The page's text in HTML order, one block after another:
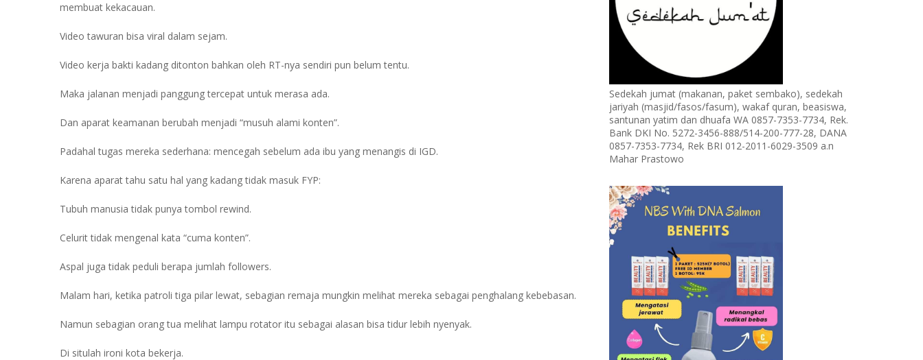
membuat kekacauan.
Video tawuran bisa viral dalam sejam.
Video kerja bakti kadang ditonton bahkan oleh RT-nya sendiri pun belum tentu.
Maka jalanan menjadi panggung tercepat untuk merasa ada.
Dan aparat keamanan berubah menjadi “musuh alami konten”.
Padahal tugas mereka sederhana: mencegah sebelum ada ibu yang menangis di IGD.
Karena aparat tahu satu hal yang kadang tidak masuk FYP:
Tubuh manusia tidak punya tombol rewind.
Celurit tidak mengenal kata “cuma konten”.
Aspal juga tidak peduli berapa jumlah followers.
Malam hari, ketika patroli tiga pilar lewat, sebagian remaja mungkin melihat mereka sebagai penghalang kebebasan.
Namun sebagian orang tua melihat lampu rotator itu sebagai alasan bisa tidur lebih nyenyak.
Di situlah ironi kota bekerja.
Sedekah jumat (makanan, paket sembako), sedekah
jariyah (masjid/fasos/fasum), wakaf quran, beasiswa,
santunan yatim dan dhuafa WA 0857-7353-7734, Rek.
Bank DKI No. 5272-3456-888/514-200-777-28, DANA
0857-7353-7734, Rek BRI 012-2011-6029-3509 a.n
Mahar Prastowo